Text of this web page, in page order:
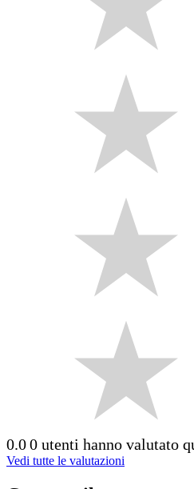
0.00 utenti hanno valutato
Vedi tutte le valutazioni